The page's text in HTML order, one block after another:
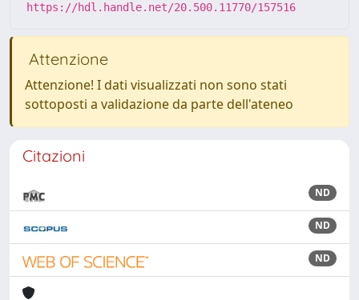
https://hdl.handle.net/20.500.11770/157516
Attenzione
Attenzione! I dati visualizzati non sono stati
sottoposti a validazione da parte dell'ateneo
Citazioni
ND
ND
ND